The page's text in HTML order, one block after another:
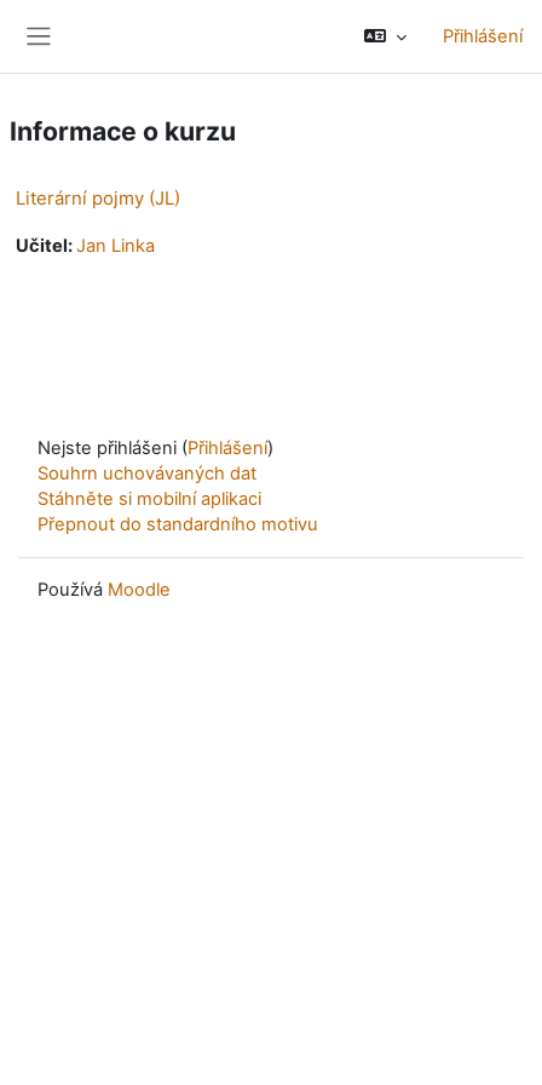
Přihlášení
Informace o kurzu
Literární pojmy (JL)
Učitel:Jan Linka
Nejste přihlášeni (Přihlášení)
Souhrn uchovávaných dat
Stáhněte si mobilní aplikaci
Přepnout do standardního motivu
Používá Moodle